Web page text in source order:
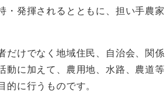
・発揮されるとともに、担い手農
けでなく地域住民、自治会、関
動に加えて、農用地、水路、農道
的に行うものです。